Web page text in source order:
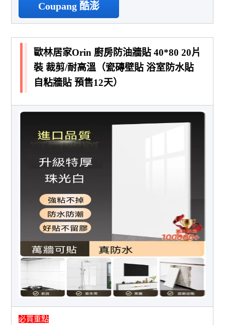
Coupang 酷澎
歐林居家Orin 廚房防油牆貼 40*80 20片
裝 裁剪/耐高溫（瓷磚壁貼 浴室防水貼
自粘牆貼 預售12天）
必買重點